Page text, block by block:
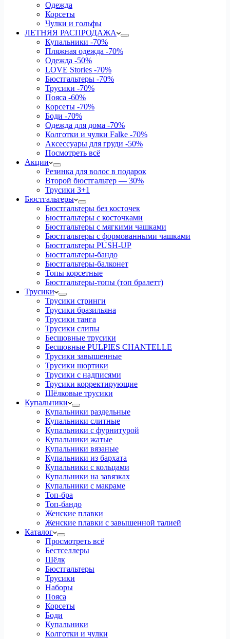
Одежда
Корсеты
Чулки и гольфы
ЛЕТНЯЯ РАСПРОДАЖА
Купальники -70%
Пляжная одежда -70%
Одежда -50%
LOVE Stories -70%
Бюстгальтеры -70%
Трусики -70%
Пояса -60%
Корсеты -70%
Боди -70%
Одежда для дома -70%
Колготки и чулки Falke -70%
Аксессуары для груди -50%
Посмотреть всё
Акции
Резинка для волос в подарок
Второй бюстгальтер — 30%
Трусики 3+1
Бюстгальтеры
Бюстгальтеры без косточек
Бюстгальтеры с косточками
Бюстгальтеры с мягкими чашками
Бюстгальтеры с формованными чашками
Бюстгальтеры PUSH-UP
Бюстгальтеры-бандо
Бюстгальтеры-балконет
Топы корсетные
Бюстгальтеры-топы (топ бралетт)
Трусики
Трусики стринги
Трусики бразильяна
Трусики танга
Трусики слипы
Бесшовные трусики
Бесшовные PULPIES CHANTELLE
Трусики завышенные
Трусики шортики
Трусики с надписями
Трусики корректирующие
Шёлковые трусики
Купальники
Купальники раздельные
Купальники слитные
Купальники с фурнитурой
Купальники жатые
Купальники вязаные
Купальники из бархата
Купальники с кольцами
Купальники на завязках
Купальники с макраме
Топ-бра
Топ-бандо
Женские плавки
Женские плавки с завышенной талией
Каталог
Просмотреть всё
Бестселлеры
Шёлк
Бюстгальтеры
Трусики
Наборы
Пояса
Корсеты
Боди
Купальники
Колготки и чулки